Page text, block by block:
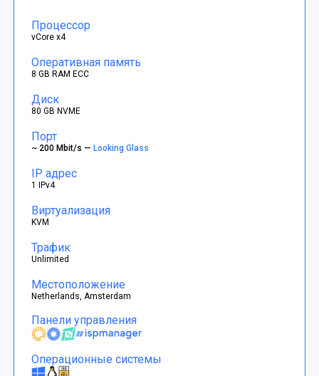
Процессор
vCore x4
Оперативная память
8 GB RAM ECC
Диск
80 GB NVME
Порт
~ 200 Mbit/s —Looking Glass
IP адрес
1 IPv4
Виртуализация
KVM
Трафик
Unlimited
Местоположение
Netherlands, Amsterdam
Панели управления
Операционные системы